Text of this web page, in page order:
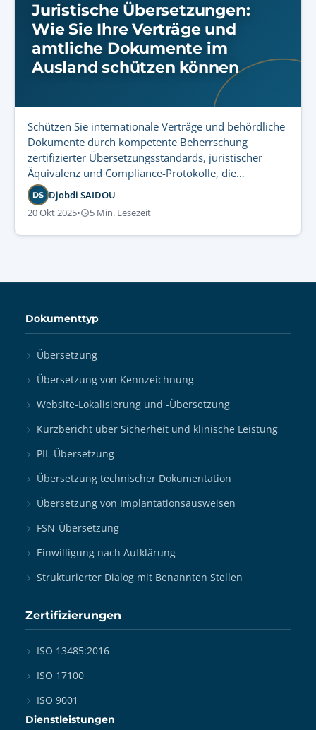
Juristische Übersetzungen:
Wie Sie Ihre Verträge und
amtliche Dokumente im
Ausland schützen können
Schützen Sie internationale Verträge und behördliche
Dokumente durch kompetente Beherrschung
zertifizierter Übersetzungsstandards, juristischer
Äquivalenz und Compliance-Protokolle, die
kostspielige Rechtsstreitigkeiten wirksam verhindern.
DS Djobdi SAIDOU
20 Okt 2025• 5 Min. Lesezeit
Dokumenttyp
Übersetzung
Übersetzung von Kennzeichnung
Website-Lokalisierung und -Übersetzung
Kurzbericht über Sicherheit und klinische Leistung
PIL-Übersetzung
Übersetzung technischer Dokumentation
Übersetzung von Implantationsausweisen
FSN-Übersetzung
Einwilligung nach Aufklärung
Strukturierter Dialog mit Benannten Stellen
Zertifizierungen
ISO 13485:2016
ISO 17100
ISO 9001
Dienstleistungen